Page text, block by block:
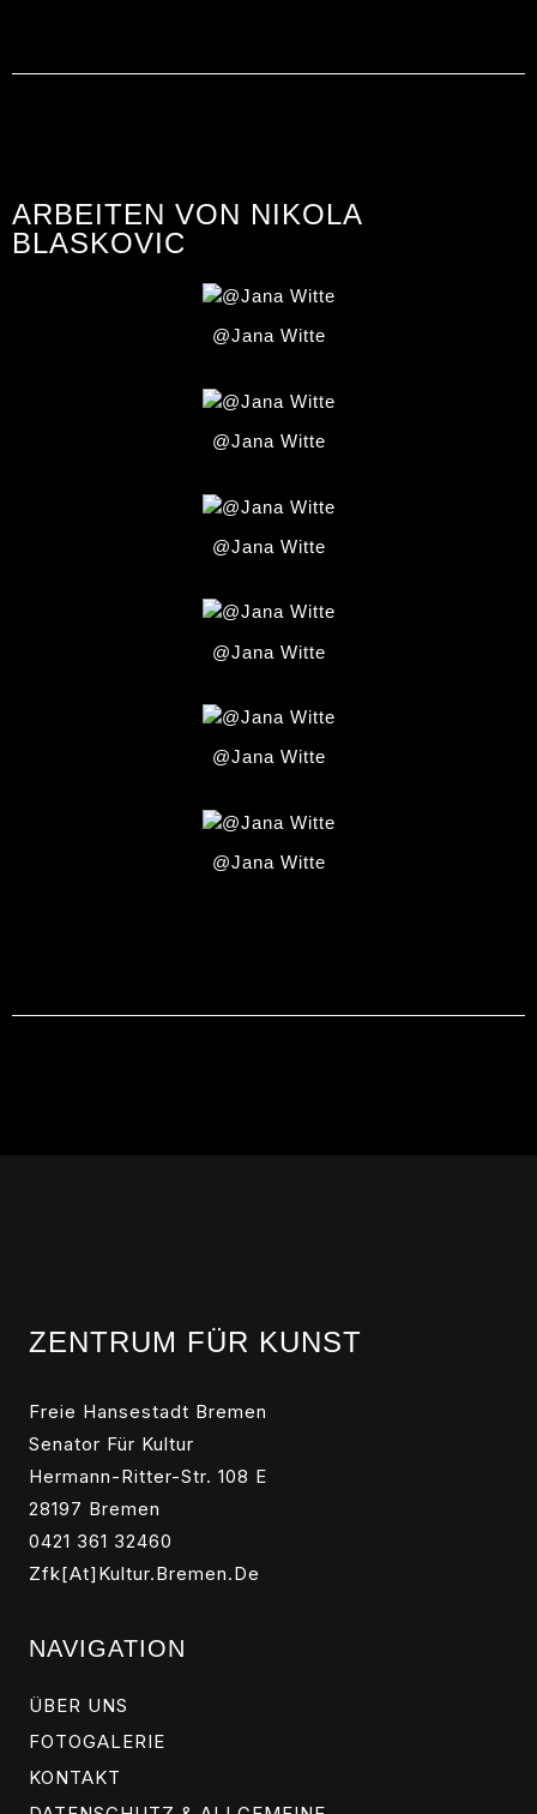
ARBEITEN VON NIKOLA
BLASKOVIC
@Jana Witte
@Jana Witte
@Jana Witte
@Jana Witte
@Jana Witte
@Jana Witte
ZENTRUM FÜR KUNST
Freie Hansestadt Bremen
Senator Für Kultur
Hermann-Ritter-Str. 108 E
28197 Bremen
0421 361 32460
Zfk[at]kultur.bremen.de
NAVIGATION
ÜBER UNS
FOTOGALERIE
KONTAKT